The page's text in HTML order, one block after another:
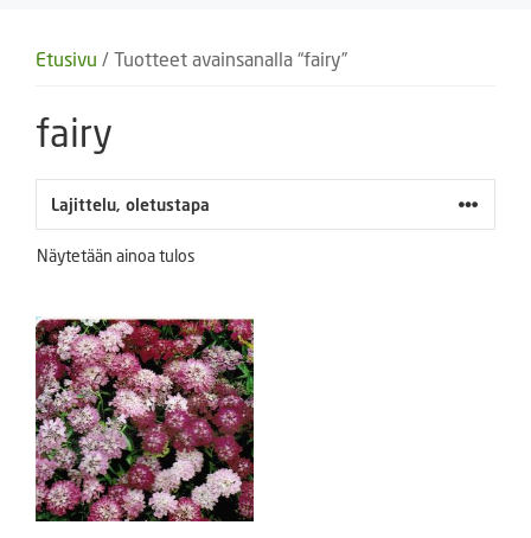
Etusivu / Tuotteet avainsanalla “fairy”
fairy
Näytetään ainoa tulos